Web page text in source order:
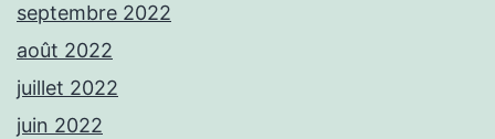
septembre 2022
août 2022
juillet 2022
juin 2022